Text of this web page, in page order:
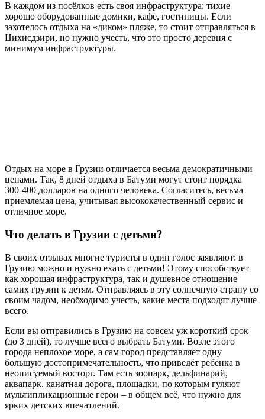
В каждом из посёлков есть своя инфраструктура: тихие
хорошо оборудованные домики, кафе, гостиницы. Если
захотелось отдыха на «диком» пляже, то стоит отправляться в
Цихисдзири, но нужно учесть, что это просто деревня с
минимум инфраструктуры.
Отдых на море в Грузии отличается весьма демократичными
ценами. Так, 8 дней отдыха в Батуми могут стоит порядка
300-400 долларов на одного человека. Согласитесь, весьма
приемлемая цена, учитывая высококачественный сервис и
отличное море.
Что делать в Грузии с детьми?
В своих отзывах многие туристы в один голос заявляют: в
Грузию можно и нужно ехать с детьми! Этому способствует
как хорошая инфраструктура, так и душевное отношение
самих грузин к детям. Отправляясь в эту солнечную страну со
своим чадом, необходимо учесть, какие места подходят лучше
всего.
Если вы отправились в Грузию на совсем уж короткий срок
(до 3 дней), то лучше всего выбрать Батуми. Возле этого
города неплохое море, а сам город представляет одну
большую достопримечательность, что приведёт ребёнка в
неописуемый восторг. Там есть зоопарк, дельфинарий,
аквапарк, канатная дорога, площадки, по которым гуляют
мультипликационные герои – в общем всё, что нужно для
ярких детских впечатлений.